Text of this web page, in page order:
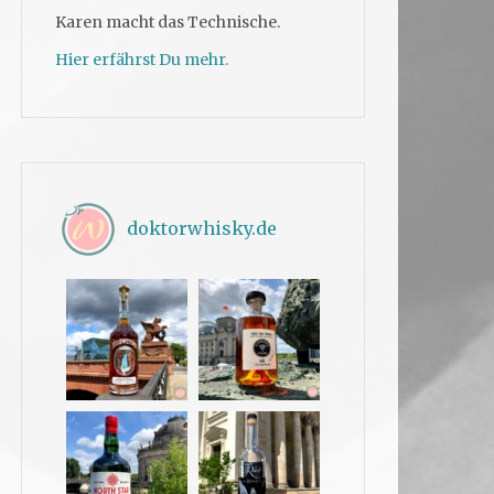
Karen macht das Technische.
Hier erfährst Du mehr.
doktorwhisky.de